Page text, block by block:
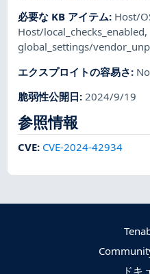
必要な KB アイテム: Host/
Host/local_checks_enabled,
global_settings/
エクスプロイトの容易さ:
脆弱性公開日:2024/9/19
参照情報
CVE: CVE-2024-42934
ドキ